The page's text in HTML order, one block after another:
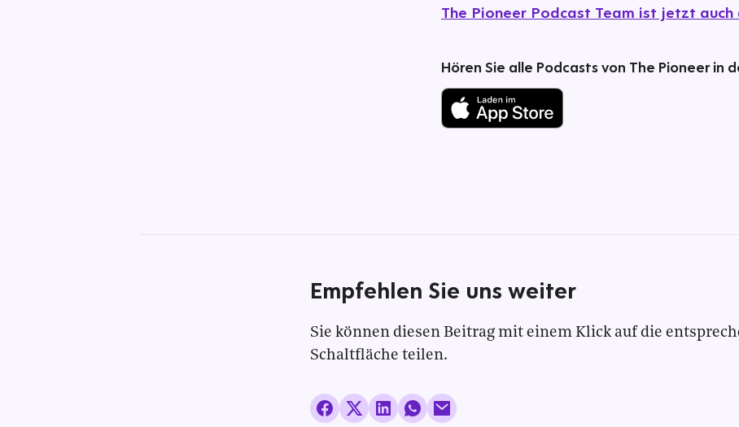
The Pioneer Podcast Team ist jetzt
Hören Sie alle Podcasts von The Pioneer in
Empfehlen Sie uns weiter
Sie können diesen Beitrag mit einem Klick auf die
Schaltfläche teilen.